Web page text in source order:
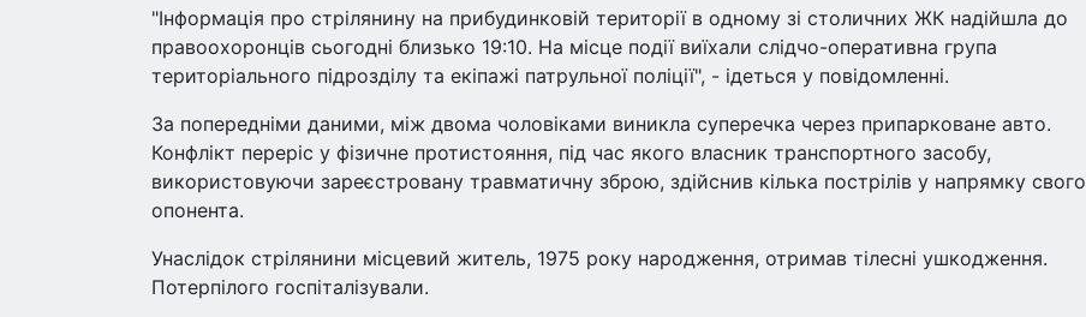
"Інформація про стрілянину на прибудинковій території в одному зі столичних ЖК надійшла до
правоохоронців сьогодні близько 19:10. На місце події виїхали слідчо-оперативна група
територіального підрозділу та екіпажі патрульної поліції", - ідеться у повідомленні.
За попередніми даними, між двома чоловіками виникла суперечка через припарковане авто.
Конфлікт переріс у фізичне протистояння, під час якого власник транспортного засобу,
використовуючи зареєстровану травматичну зброю, здійснив кілька пострілів у напрямку свого
опонента.
Унаслідок стрілянини місцевий житель, 1975 року народження, отримав тілесні ушкодження.
Потерпілого госпіталізували.